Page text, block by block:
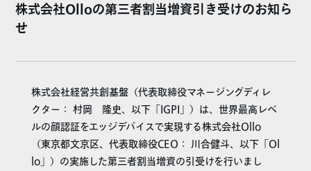
株式会社Olloの第三者割当増資引き受けのお知ら
せ
株式会社経営共創基盤（代表取締役マネージングディレ
クター： 村岡 隆史、以下「IGPI」）は、世界最高レベ
ルの顔認証をエッジデバイスで実現する株式会社Ollo
（東京都文京区、代表取締役CEO： 川合健斗、以下「Ol
lo」）の実施した第三者割当増資の引受けを行いまし